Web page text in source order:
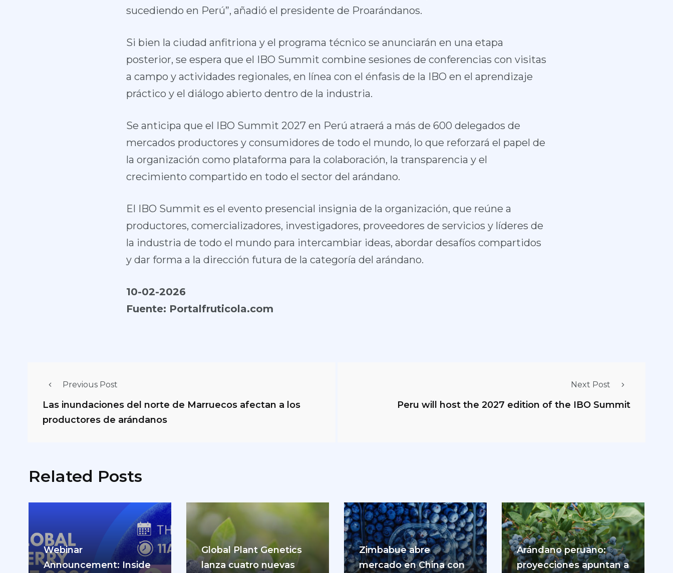
sucediendo en Perú”, añadió el presidente de Proarándanos.
Si bien la ciudad anfitriona y el programa técnico se anunciarán en una etapa
posterior, se espera que el IBO Summit combine sesiones de conferencias con visitas
a campo y actividades regionales, en línea con el énfasis de la IBO en el aprendizaje
práctico y el diálogo abierto dentro de la industria.
Se anticipa que el IBO Summit 2027 en Perú atraerá a más de 600 delegados de
mercados productores y consumidores de todo el mundo, lo que reforzará el papel de
la organización como plataforma para la colaboración, la transparencia y el
crecimiento compartido en todo el sector del arándano.
El IBO Summit es el evento presencial insignia de la organización, que reúne a
productores, comercializadores, investigadores, proveedores de servicios y líderes de
la industria de todo el mundo para intercambiar ideas, abordar desafíos compartidos
y dar forma a la dirección futura de la categoría del arándano.
10-02-2026
Fuente: Portalfruticola.com
Previous Post
Las inundaciones del norte de Marruecos afectan a los
productores de arándanos
Next Post
Peru will host the 2027 edition of the IBO Summit
Related Posts
Webinar
Announcement: Inside
Global Plant Genetics
lanza cuatro nuevas
Zimbabue abre
mercado en China con
Arándano peruano:
proyecciones apuntan a